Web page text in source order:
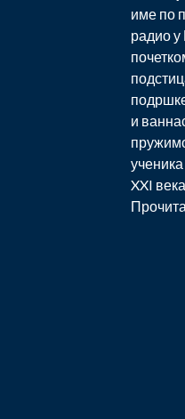
име по
радио у
и
XXI